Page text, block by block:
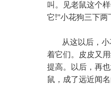
叫。见老鼠这个
它!”小花狗三下两
从这以后，
着它们。皮皮又
提高。以后，再
鼠，成了远近闻名